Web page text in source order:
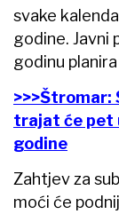
svake
godine. Javni
godinu
>>>Štromar:
trajat će pet
godine
Zahtjev za
moći će